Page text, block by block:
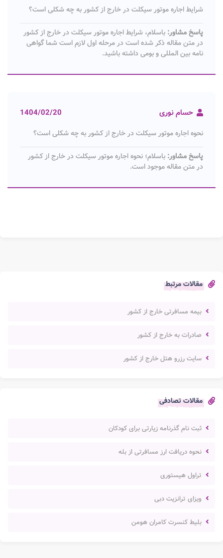
مقالات مرتبط
بیمه مسافرتی خارج از کشور
صادرات به خارج از کشور
سایت رزرو هتل خارج از کشور
مقالات تصادفی
ثبت نام گذرنامه زیارتی برای کودکان
نحوه دریافت ارز مسافرتی از بله
تراول هیستوری
ویزای ترانزیت دبی
بلیط کنسرت کامران هومن
شرایط اجاره موتور سیکلت در خارج از کشور به چه شکلی است؟
پاسخ مشاور: باسلام، شرایط اجاره موتور سیکلت در خارج از کشور
در متن مقاله ذکر شده است در مرحله اول لازم است شما گواهی
نامه بین المللی و بومی داشته باشید.
حسام نوری 1404/02/20
نحوه اجاره موتور سیکلت در خارج از کشور به چه شکلی است؟
پاسخ مشاور: باسلام؛ نحوه اجاره موتور سیکلت در خارج از کشور
در متن مقاله موجود است.